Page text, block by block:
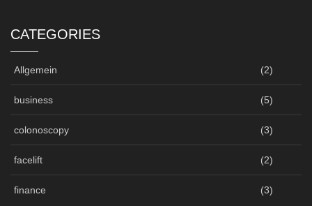
CATEGORIES
Allgemein (2)
business (5)
colonoscopy (3)
facelift (2)
finance (3)